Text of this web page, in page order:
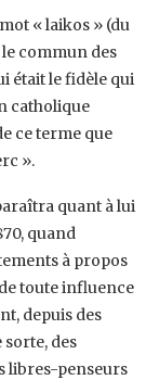
« laikos » (du
commun des
était le fidèle qui
catholique
ce terme que
».
quant à lui
quand
à propos
toute influence
depuis des
sorte, des
libres-penseurs